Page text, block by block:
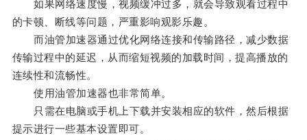
如果网络速度慢，视频缓冲过多，就会导致观看过程中
的卡顿、断线等问题，严重影响观影乐趣。
而油管加速器通过优化网络连接和传输路径，减少数据
传输过程中的延迟，从而缩短视频的加载时间，提高播放的
连续性和流畅性。
使用油管加速器也非常简单。
只需在电脑或手机上下载并安装相应的软件，然后根据
提示进行一些基本设置即可。